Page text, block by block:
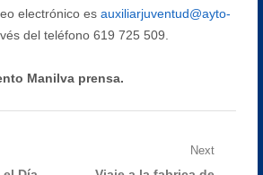
electrónico es auxiliarjuventud@ayto-
del teléfono 619 725 509.
Manilva prensa.
Next